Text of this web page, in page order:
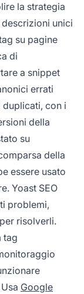
la strategia
descrizioni unici
su pagine
di
a snippet
errati
con i
della
su
della
essere usato
Yoast SEO
problemi,
risolverli.
tag
Google